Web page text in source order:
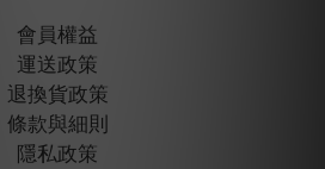
會員權益
運送政策
退換貨政策
條款與細則
隱私政策